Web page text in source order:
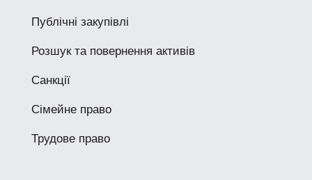
Публічні закупівлі
Розшук та повернення активів
Санкції
Сімейне право
Трудове право